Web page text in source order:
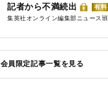
記者から不満続出
有料
集英社オンライン編集部ニュース班
会員限定記事一覧を見る